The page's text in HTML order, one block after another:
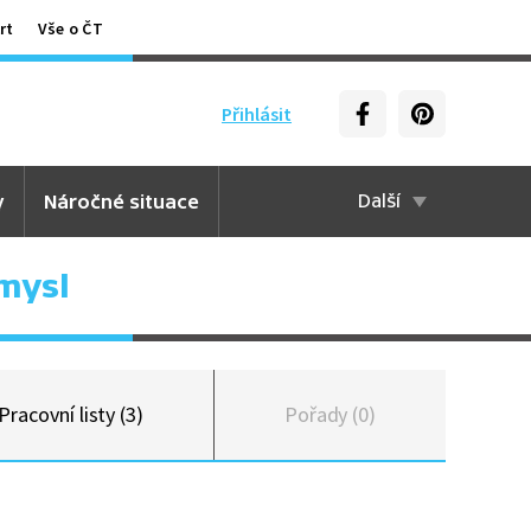
Vše o ČT
Přihlásit
Náročné situace Další
Pracovní listy (3) Pořady (0)